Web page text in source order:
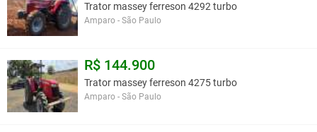
Trator massey ferreson 4292 turbo
Amparo - São Paulo
R$ 144.900
Trator massey ferreson 4275 turbo
Amparo - São Paulo